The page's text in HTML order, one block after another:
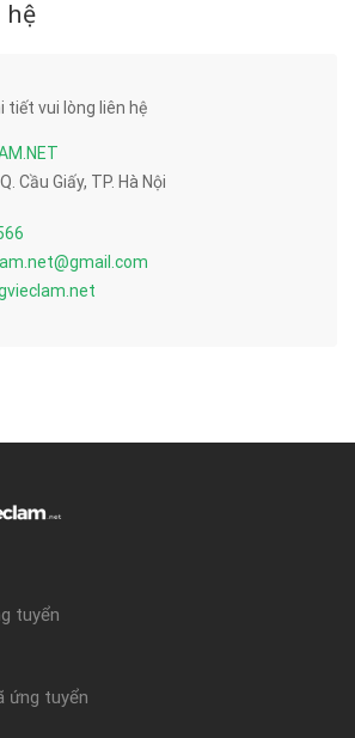
hệ
tiết vui lòng liên hệ
Cầu Giấy, TP. Hà Nội
tuyển
ứng tuyển